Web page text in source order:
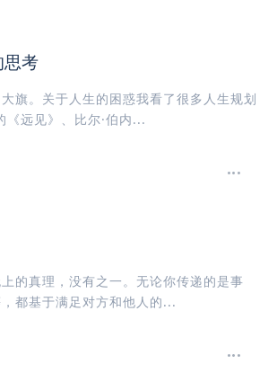
思考
旗。关于人生的困惑我看了很多人生规划
《远见》、比尔·伯内...
的真理，没有之一。无论你传递的是事
都基于满足对方和他人的...